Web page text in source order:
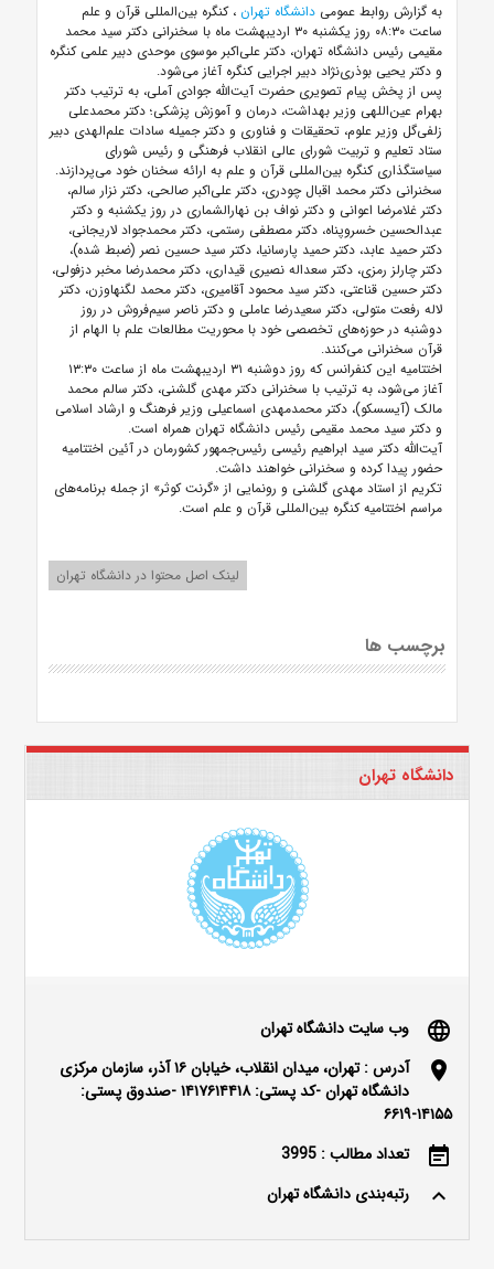
به گزارش روابط عمومی دانشگاه تهران ، کنگره بین‌المللی قرآن و علم
ساعت ۰۸:۳۰ روز یکشنبه ۳۰ اردیبهشت ماه با سخنرانی دکتر سید محمد
مقیمی رئیس دانشگاه تهران، دکتر علی‌اکبر موسوی موحدی دبیر علمی کنگره
و دکتر یحیی بوذری‌نژاد دبیر اجرایی کنگره آغاز می‌شود.
پس از پخش پیام تصویری حضرت آیت‌الله جوادی آملی، به ترتیب دکتر
بهرام عین‌اللهی وزیر بهداشت، درمان و آموزش پزشکی؛ دکتر محمدعلی
زلفی‌گل وزیر علوم، تحقیقات و فناوری و دکتر جمیله سادات علم‌الهدی دبیر
ستاد تعلیم و تربیت شورای عالی انقلاب فرهنگی و رئیس شورای
سیاستگذاری کنگره بین‌المللی قرآن و علم به ارائه سخنان خود می‌پردازند.
سخنرانی دکتر محمد اقبال چودری، دکتر علی‌اکبر صالحی، دکتر نزار سالم،
دکتر غلامرضا اعوانی و دکتر نواف بن نهارالشماری در روز یکشنبه و دکتر
عبدالحسین خسروپناه، دکتر مصطفی رستمی، دکتر محمدجواد لاریجانی،
دکتر حمید عابد، دکتر حمید پارسانیا، دکتر سید حسین نصر (ضبط شده)،
دکتر چارلز رمزی، دکتر سعداله نصیری قیداری، دکتر محمدرضا مخبر دزفولی،
دکتر حسین قناعتی، دکتر سید محمود آقامیری، دکتر محمد لگنهاوزن، دکتر
لاله رفعت متولی، دکتر سعیدرضا عاملی و دکتر ناصر سیم‌فروش در روز
دوشنبه در حوزه‌های تخصصی خود با محوریت مطالعات علم با الهام از
قرآن سخنرانی می‌کنند.
اختتامیه این کنفرانس که روز دوشنبه ۳۱ اردیبهشت ماه از ساعت ۱۳:۳۰
آغاز می‌شود، به ترتیب با سخنرانی دکتر مهدی گلشنی، دکتر سالم محمد
مالک (آیسسکو)، دکتر محمدمهدی اسماعیلی وزیر فرهنگ و ارشاد اسلامی
و دکتر سید محمد مقیمی رئیس دانشگاه تهران همراه است.
آیت‌الله دکتر سید ابراهیم رئیسی رئیس‌جمهور کشورمان در آئین اختتامیه
حضور پیدا کرده و سخنرانی خواهند داشت.
تکریم از استاد مهدی گلشنی و رونمایی از «گرنت کوثر» از جمله برنامه‌های
مراسم اختتامیه کنگره بین‌المللی قرآن و علم است.
لینک اصل محتوا در دانشگاه تهران
برچسب ها
دانشگاه تهران
language وب سایت دانشگاه تهران
location_on
آدرس : تهران، میدان انقلاب، خیابان ۱۶ آذر، سازمان مرکزی
دانشگاه تهران -کد پستی: ۱۴۱۷۶۱۴۴۱۸ -صندوق پستی:
۱۴۱۵۵-۶۶۱۹
event_note تعداد مطالب : 3995
keyboard_arrow_up رتبه‌بندی دانشگاه تهران